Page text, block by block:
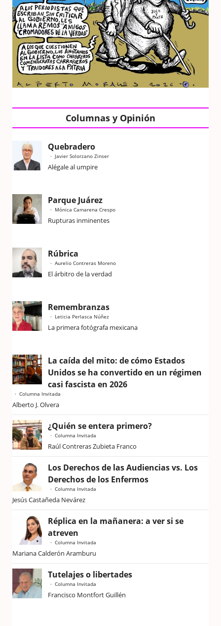
Columnas y Opinión
Quebradero
Javier Solorzano Zinser
Alégale al umpire
Parque Juárez
Mónica Camarena Crespo
Rupturas inminentes
Rúbrica
Aurelio Contreras Moreno
El árbitro de la verdad
Remembranzas
Leticia Perlasca Núñez
La primera fotógrafa mexicana
La caída del mito: de cómo Estados
Unidos se ha convertido en un régimen
casi fascista en 2026
Columna Invitada
Alberto J. Olvera
¿Quién se entera primero?
Columna Invitada
Raúl Contreras Zubieta Franco
Los Derechos de las Audiencias vs. Los
Derechos de los Enfermos
Columna Invitada
Jesús Castañeda Nevárez
Réplica en la mañanera: a ver si se
atreven
Columna Invitada
Mariana Calderón Aramburu
Tutelajes o libertades
Columna Invitada
Francisco Montfort Guillén